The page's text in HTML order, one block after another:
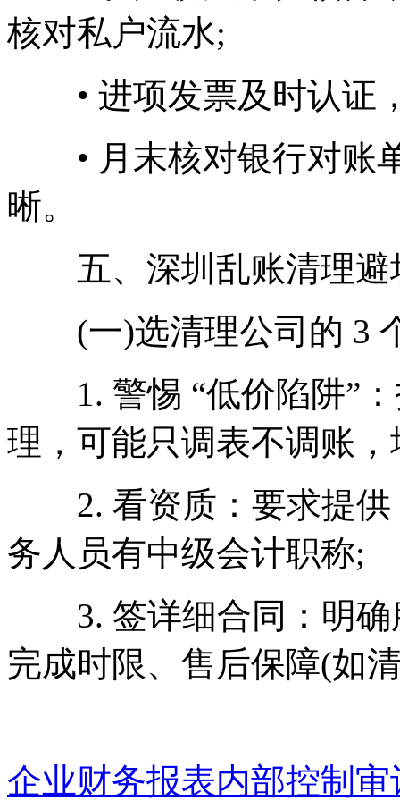
核对私户流水;
• 进项发票及时认证
• 月末核对银行对账
晰。
五、深圳乱账清理避
(一)选清理公司的 3
1. 警惕 “低价陷阱”：
理，可能只调表不调账
2. 看资质：要求提供
务人员有中级会计职称;
3. 签详细合同：明确
完成时限、售后保障(如
企业财务报表内部控制